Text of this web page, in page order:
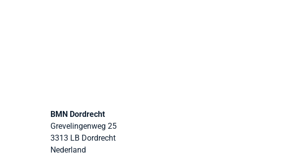
BMN Dordrecht
Grevelingenweg 25
3313 LB Dordrecht
Nederland